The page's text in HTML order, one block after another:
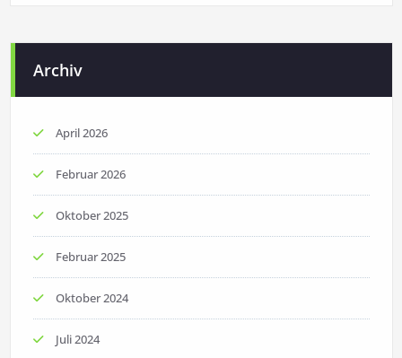
Archiv
April 2026
Februar 2026
Oktober 2025
Februar 2025
Oktober 2024
Juli 2024